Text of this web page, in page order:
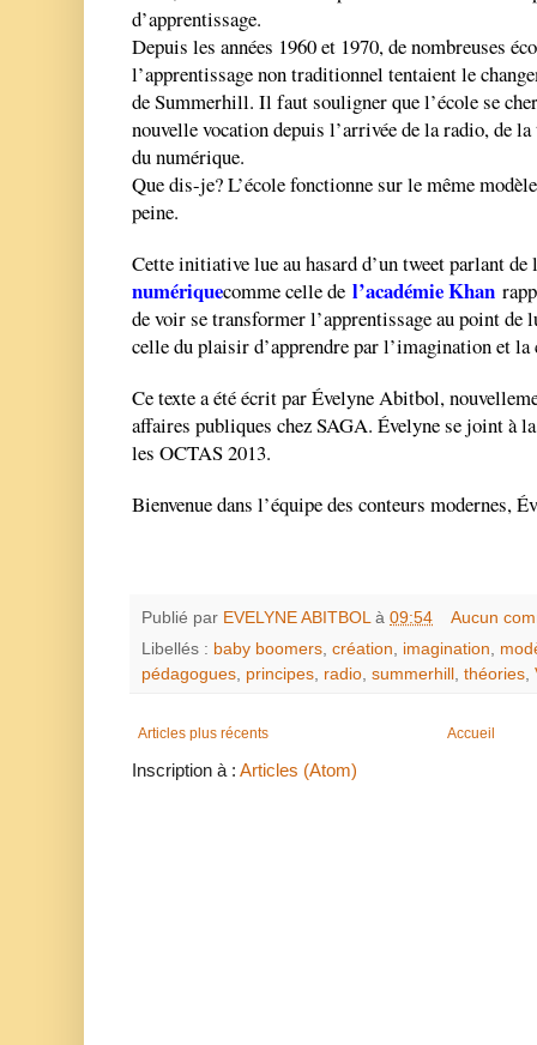
d’apprentissage.
Depuis les années 1960 et 1970, de nombreuses
l’apprentissage non traditionnel tentaient le
de Summerhill. Il faut souligner que l’école se
nouvelle vocation depuis l’arrivée de la radio, de
du numérique.
Que dis-je? L’école fonctionne sur le même
peine.
Cette initiative lue au hasard d’un tweet parlant
numériquecomme celle de l’académie Khan
de voir se transformer l’apprentissage au point de
celle du plaisir d’apprendre par l’imagination et
Ce texte a été écrit par Évelyne Abitbol,
affaires publiques chez SAGA. Évelyne se joint à
les OCTAS 2013.
Bienvenue dans l’équipe des conteurs modernes,
Publié par EVELYNE ABITBOL à 09:54
Aucun
Libellés : baby boomers, création, imagination,
pédagogues, principes, radio, summerhill , théories,
Articles plus récents Accueil
Inscription à : Articles (Atom)